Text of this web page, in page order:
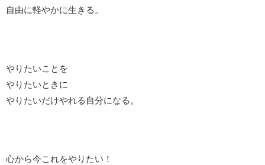
自由に軽やかに生きる。
やりたいことを
やりたいときに
やりたいだけやれる自分になる。
心から今これをやりたい！